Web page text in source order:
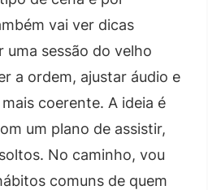
vai ver dicas
uma sessão do velho
a ordem, ajustar áudio e
coerente. A ideia é
um plano de assistir,
No caminho, vou
comuns de quem